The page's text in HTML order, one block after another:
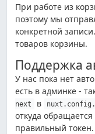
При работе из
поэтому мы
конкретной
товаров корзины.
Поддержка
У нас пока нет
есть в админке -
next
в
откуда
правильный токен.